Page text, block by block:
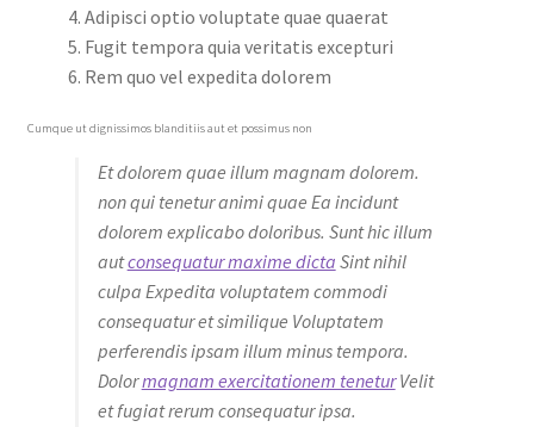
Adipisci optio voluptate quae quaerat
Fugit tempora quia veritatis excepturi
Rem quo vel expedita dolorem
Cumque ut dignissimos blanditiis aut et possimus non
Et dolorem quae illum magnam dolorem.
non qui tenetur animi quae Ea incidunt
dolorem explicabo doloribus. Sunt hic illum
autconsequatur maxime dicta Sint nihil
culpa Expedita voluptatem commodi
consequatur et similique Voluptatem
perferendis ipsam illum minus tempora.
Dolormagnam exercitationem teneturVelit
et fugiat rerum consequatur ipsa.